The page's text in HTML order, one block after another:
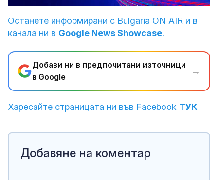
Останете информирани с Bulgaria ON AIR и в
канала ни в Google News Showcase.
Добави ни в предпочитани източници
в Google
→
Харесайте страницата ни във Facebook ТУК
Добавяне на коментар